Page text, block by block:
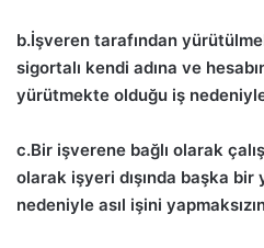
b.İşveren tarafından
sigortalı kendi adına ve
yürütmekte olduğu iş
c.Bir işverene bağlı olarak
olarak işyeri dışında başka bir
nedeniyle asıl işini